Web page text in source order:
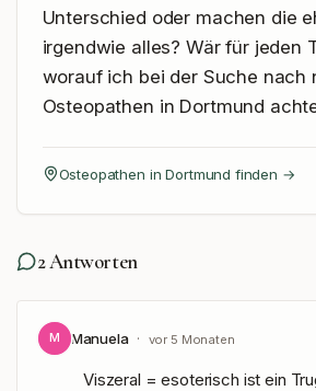
Unterschied oder machen die
irgendwie alles? Wär für jeden
worauf ich bei der Suche nach
Osteopathen in Dortmund
Osteopathen inDortmund finden →
2Antworten
M Manuela · vor 5 Monaten
Viszeral = esoterisch ist ein